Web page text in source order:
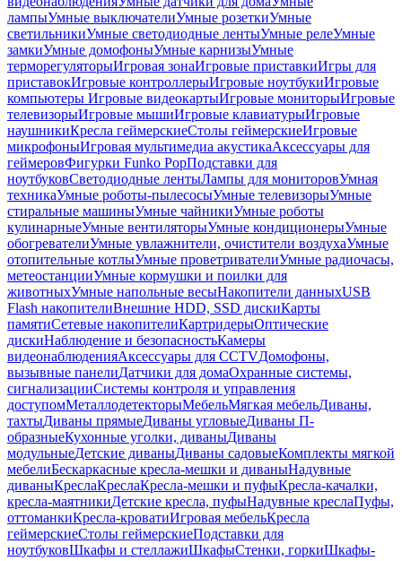
лампыУмные выключателиУмные розеткиУмные
светильникиУмные светодиодные лентыУмные релеУмные
замкиУмные домофоныУмные карнизыУмные
терморегуляторыИгровая зонаИгровые приставкиИгры для
приставокИгровые контроллерыИгровые ноутбукиИгровые
компьютеры Игровые видеокартыИгровые мониторыИгровые
телевизорыИгровые мышиИгровые клавиатурыИгровые
наушникиКресла геймерскиеСтолы геймерскиеИгровые
микрофоныИгровая мультимедиа акустикаАксессуары для
геймеровФигурки Funko PopПодставки для
ноутбуковСветодиодные лентыЛампы для мониторовУмная
техникаУмные роботы-пылесосыУмные телевизорыУмные
стиральные машиныУмные чайникиУмные роботы
кулинарныеУмные вентиляторыУмные кондиционерыУмные
обогревателиУмные увлажнители, очистители воздухаУмные
отопительные котлыУмные проветривателиУмные радиочасы,
метеостанцииУмные кормушки и поилки для
животныхУмные напольные весыНакопители данныхUSB
Flash накопителиВнешние HDD, SSD дискиКарты
памятиСетевые накопителиКартридерыОптические
дискиНаблюдение и безопасностьКамеры
видеонаблюденияАксессуары для CCTVДомофоны,
вызывные панелиДатчики для домаОхранные системы,
сигнализацииСистемы контроля и управления
доступомМеталлодетекторыМебельМягкая мебельДиваны,
тахтыДиваны прямыеДиваны угловыеДиваны П-
образныеКухонные уголки, диваныДиваны
модульныеДетские диваныДиваны садовыеКомплекты мягкой
мебелиБескаркасные кресла-мешки и диваныНадувные
диваныКреслаКреслаКресла-мешки и пуфыКресла-качалки,
кресла-маятникиДетские кресла, пуфыНадувные креслаПуфы,
оттоманкиКресла-кроватиИгровая мебельКресла
геймерскиеСтолы геймерскиеПодставки для
ноутбуковШкафы и стеллажиШкафыСтенки, горкиШкафы-